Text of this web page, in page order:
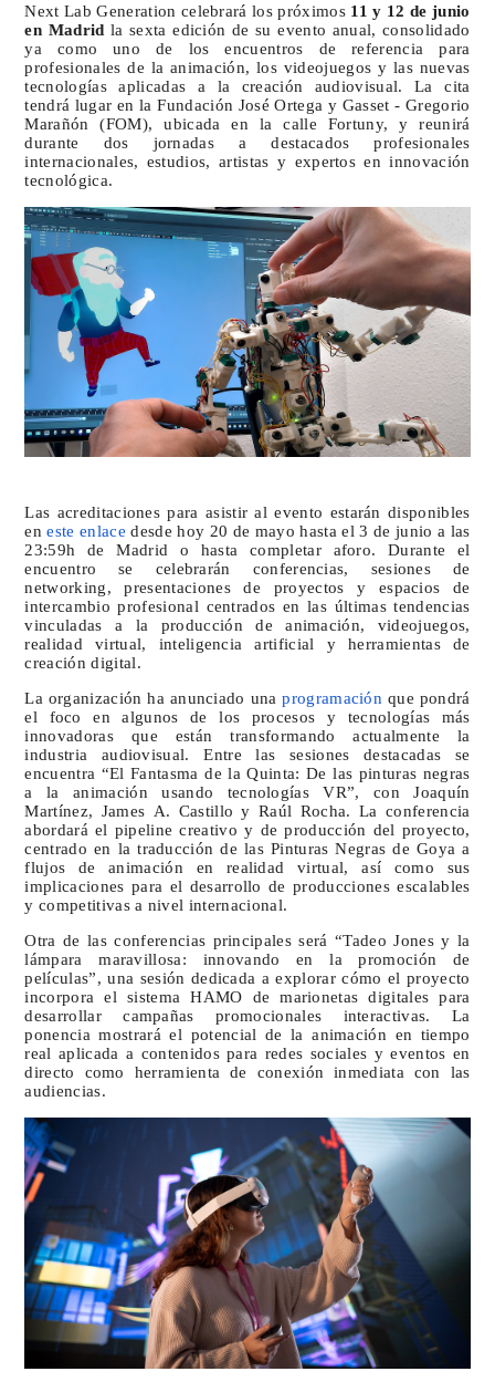
Next Lab Generation celebrará los próximos 11 y 12 de junio
en Madrid la sexta edición de su evento anual, consolidado
ya como uno de los encuentros de referencia para
profesionales de la animación, los videojuegos y las nuevas
tecnologías aplicadas a la creación audiovisual. La cita
tendrá lugar en la Fundación José Ortega y Gasset - Gregorio
Marañón (FOM), ubicada en la calle Fortuny, y reunirá
durante dos jornadas a destacados profesionales
internacionales, estudios, artistas y expertos en innovación
tecnológica.
Las acreditaciones para asistir al evento estarán disponibles
eneste enlacedesde hoy 20 de mayo hasta el 3 de junio a las
23:59h de Madrid o hasta completar aforo. Durante el
encuentro se celebrarán conferencias, sesiones de
networking, presentaciones de proyectos y espacios de
intercambio profesional centrados en las últimas tendencias
vinculadas a la producción de animación, videojuegos,
realidad virtual, inteligencia artificial y herramientas de
creación digital.
La organización ha anunciado unaprogramación que pondrá
el foco en algunos de los procesos y tecnologías más
innovadoras que están transformando actualmente la
industria audiovisual. Entre las sesiones destacadas se
encuentra “El Fantasma de la Quinta: De las pinturas negras
a la animación usando tecnologías VR”, con Joaquín
Martínez, James A. Castillo y Raúl Rocha. La conferencia
abordará el pipeline creativo y de producción del proyecto,
centrado en la traducción de las Pinturas Negras de Goya a
flujos de animación en realidad virtual, así como sus
implicaciones para el desarrollo de producciones escalables
y competitivas a nivel internacional.
Otra de las conferencias principales será “Tadeo Jones y la
lámpara maravillosa: innovando en la promoción de
películas”, una sesión dedicada a explorar cómo el proyecto
incorpora el sistema HAMO de marionetas digitales para
desarrollar campañas promocionales interactivas. La
ponencia mostrará el potencial de la animación en tiempo
real aplicada a contenidos para redes sociales y eventos en
directo como herramienta de conexión inmediata con las
audiencias.